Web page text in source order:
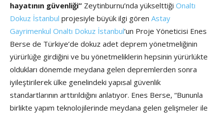
hayatının güvenliği” Zeytinburnu’nda yükselttiği Onaltı
Dokuz İstanbul projesiyle büyük ilgi gören Astay
Gayrimenkul Onaltı Dokuz İstanbul’un Proje Yöneticisi Enes
Berse de Türkiye’de dokuz adet deprem yönetmeliğinin
yürürlüğe girdiğini ve bu yönetmeliklerin hepsinin yürürlükte
oldukları dönemde meydana gelen depremlerden sonra
iyileştirilerek ülke genelindeki yapısal güvenlik
standartlarının arttırıldığını anlatıyor. Enes Berse, “Bununla
birlikte yapım teknolojilerinde meydana gelen gelişmeler ile